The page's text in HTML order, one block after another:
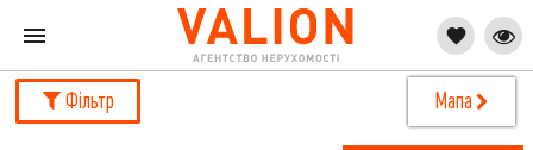
Фільтр Мапа